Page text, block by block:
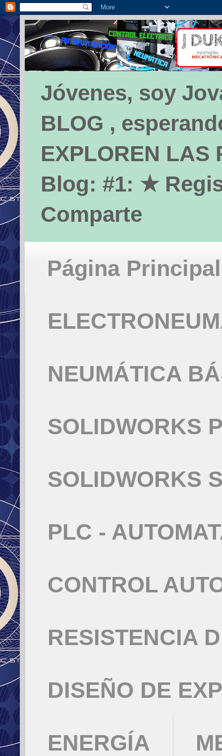
Jóvenes, soy
BLOG ,
EXPLOREN LAS
Blog: #1: ★
Comparte
Página Principal
NEUMÁTICA
SOLIDWORKS
SOLIDWORKS
PLC -
CONTROL
RESISTENCIA
DISEÑO DE
ENERGÍA